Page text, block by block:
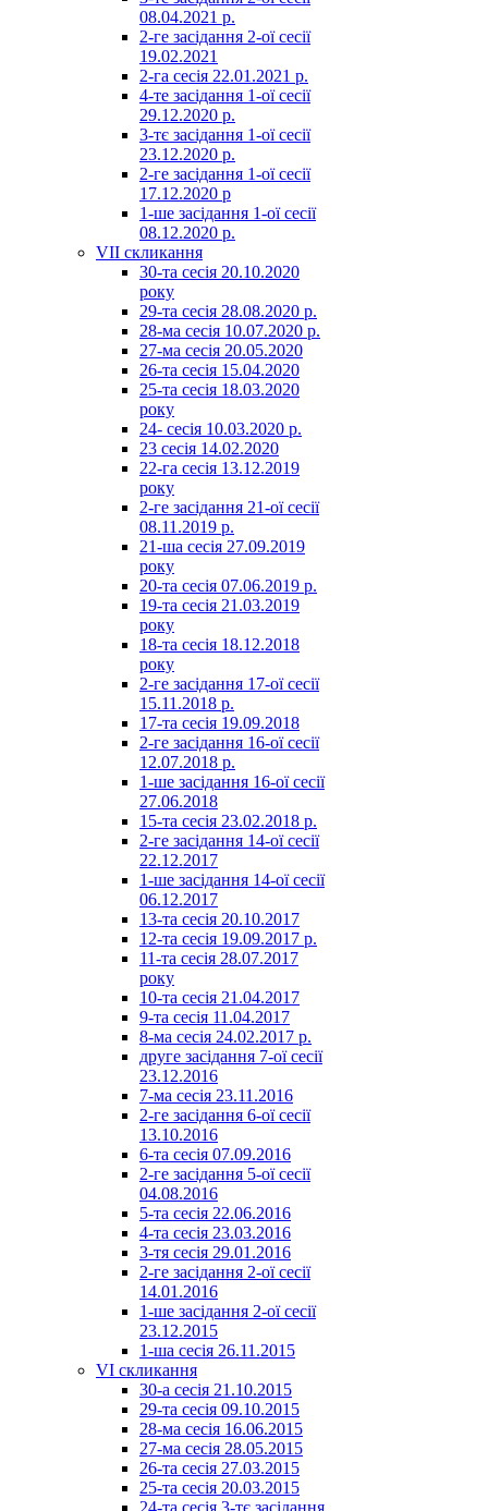
08.04.2021 р.
2-ге засідання 2-ої сесії
19.02.2021
2-га сесія 22.01.2021 р.
4-те засідання 1-ої сесії
29.12.2020 р.
3-тє засідання 1-ої сесії
23.12.2020 р.
2-ге засідання 1-ої сесії
17.12.2020 р
1-ше засідання 1-ої сесії
08.12.2020 р.
VII скликання
30-та сесія 20.10.2020
року
29-та сесія 28.08.2020 р.
28-ма сесія 10.07.2020 р.
27-ма сесія 20.05.2020
26-та сесія 15.04.2020
25-та сесія 18.03.2020
року
24- сесія 10.03.2020 р.
23 сесія 14.02.2020
22-га сесія 13.12.2019
року
2-ге засідання 21-ої сесії
08.11.2019 р.
21-ша сесія 27.09.2019
року
20-та сесія 07.06.2019 р.
19-та сесія 21.03.2019
року
18-та сесія 18.12.2018
року
2-ге засідання 17-ої сесії
15.11.2018 р.
17-та сесія 19.09.2018
2-ге засідання 16-ої сесії
12.07.2018 р.
1-ше засідання 16-ої сесії
27.06.2018
15-та сесія 23.02.2018 р.
2-ге засідання 14-ої сесії
22.12.2017
1-ше засідання 14-ої сесії
06.12.2017
13-та сесія 20.10.2017
12-та сесія 19.09.2017 р.
11-та сесія 28.07.2017
року
10-та сесія 21.04.2017
9-та сесія 11.04.2017
8-ма сесія 24.02.2017 р.
друге засідання 7-ої сесії
23.12.2016
7-ма сесія 23.11.2016
2-ге засідання 6-ої сесії
13.10.2016
6-та сесія 07.09.2016
2-ге засідання 5-ої сесії
04.08.2016
5-та сесія 22.06.2016
4-та сесія 23.03.2016
3-тя сесія 29.01.2016
2-ге засідання 2-ої сесії
14.01.2016
1-ше засідання 2-ої сесії
23.12.2015
1-ша сесія 26.11.2015
VI скликання
30-а сесія 21.10.2015
29-та сесія 09.10.2015
28-ма сесія 16.06.2015
27-ма сесія 28.05.2015
26-та сесія 27.03.2015
25-та сесія 20.03.2015
24-та сесія 3-тє засідання